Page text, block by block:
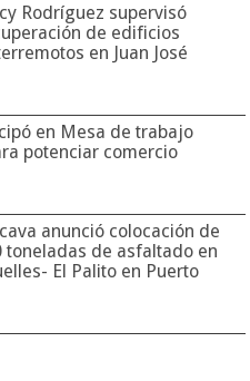
Rodríguez supervisó
de edificios
en Juan José
en Mesa de trabajo
potenciar comercio
anunció colocación de
toneladas de asfaltado en
El Palito en Puerto